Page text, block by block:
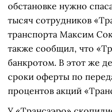
обстановке нужно
тысяч сотрудников
транспорта Максим
также сообщил, что
банкротом. В этот же
сроки оферты по
процентов акций